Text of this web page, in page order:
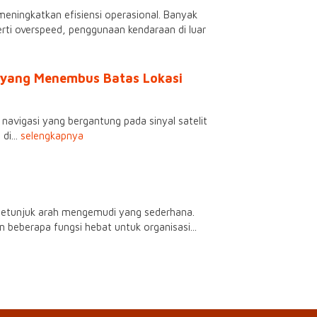
efisiensi operasional. Banyak
overspeed, penggunaan kendaraan di luar
Menembus Batas Lokasi
yang bergantung pada sinyal satelit
selengkapnya
arah mengemudi yang sederhana.
fungsi hebat untuk organisasi...